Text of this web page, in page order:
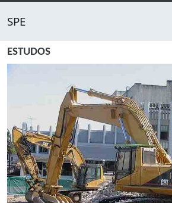
SPE
ESTUDOS